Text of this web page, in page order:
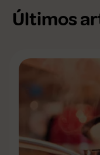
Últimos